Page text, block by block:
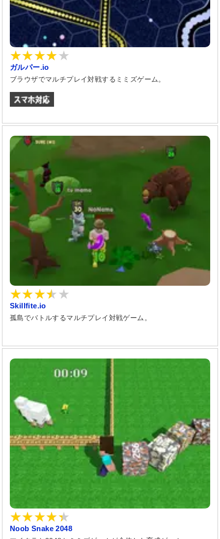
ガルパー.io
ブラウザでマルチプレイ対戦するミミズゲーム。
Skillfite.io
孤島でバトルするマルチプレイ対戦ゲーム。
Noob Snake 2048